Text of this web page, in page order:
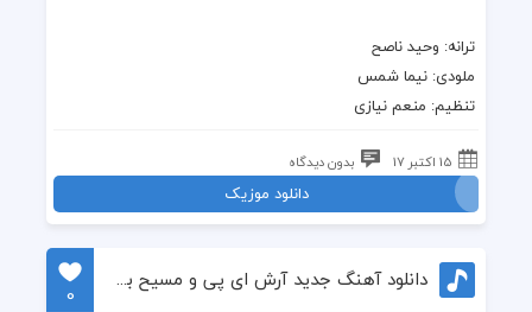
ترانه: وحید ناصح
ملودی: نیما شمس
تنظیم: منعم نیازی
15 اکتبر 17 بدون دیدگاه
دانلود موزیک
دانلود آهنگ جدید آرش ای پی و مسیح بنام آرومه دل
0